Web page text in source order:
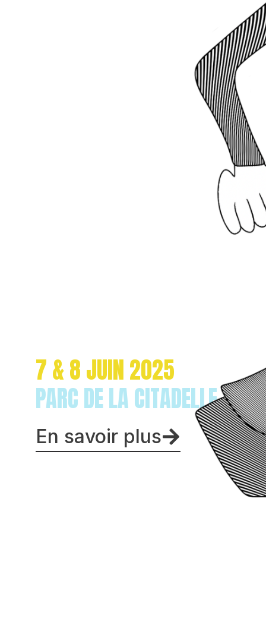
7 & 8 JUIN 2025
PARC DE LA CITADELLE,
En savoir plus